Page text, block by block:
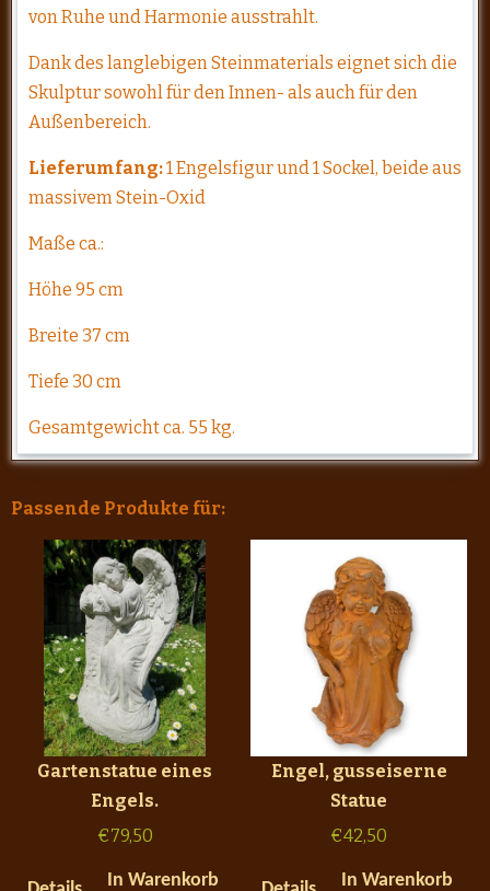
von Ruhe und Harmonie ausstrahlt.
Dank des langlebigen Steinmaterials eignet sich die
Skulptur sowohl für den Innen- als auch für den
Außenbereich.
Lieferumfang:1 Engelsfigur und 1 Sockel, beide aus
massivem Stein-Oxid
Maße ca.:
Höhe 95 cm
Breite 37 cm
Tiefe 30 cm
Gesamtgewicht ca. 55 kg.
Passende Produkte für:
Gartenstatue eines
Engels.
€79,50
In Warenkorb
Engel, gusseiserne
Statue
€42,50
In Warenkorb